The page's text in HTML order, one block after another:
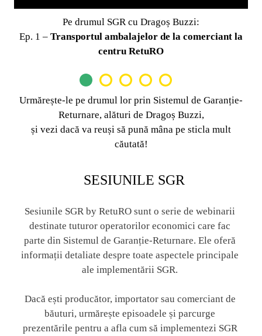
drumul SGR cu Dragoș Buzzi:
ambalajelor de la comerciant la
Ep. 1 –
Urmărește-le pe drumul lor prin Sistemul de Garanție-
Returnare, alături de Dragoș Buzzi,
și vezi dacă va reuși să pună mâna pe sticla mult
căutată!
SESIUNILE SGR
Sesiunile SGR by RetuRO sunt o serie de webinarii
destinate tuturor operatorilor economici care fac
parte din Sistemul de Garanție-Returnare. Ele oferă
informații detaliate despre toate aspectele principale
ale implementării SGR.
Dacă ești producător, importator sau comerciant de
băuturi, urmărește episoadele și parcurge
prezentările pentru a afla cum să implementezi SGR